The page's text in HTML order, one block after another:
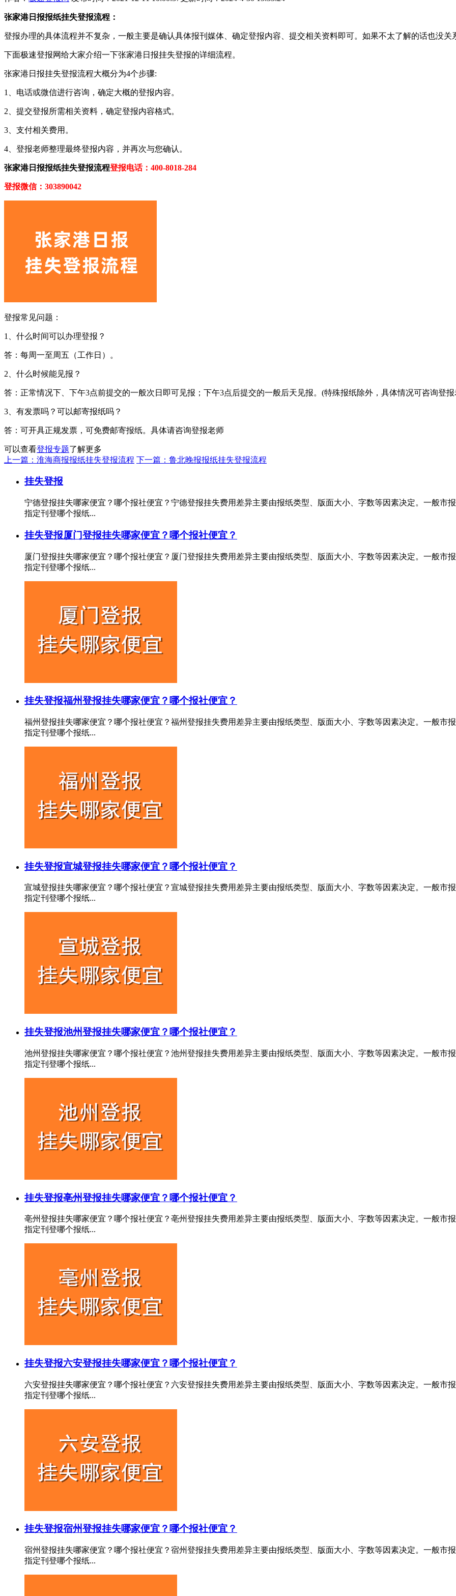
张家港日报报纸挂失登报流程：
登报办理的具体流程并不复杂，一般主要是确认具体报刊媒体、确定登报内容、提交相关资料即可。如果不太了解的话也没
下面极速登报网给大家介绍一下张家港日报挂失登报的详细流程。
张家港日报挂失登报流程大概分为4个步骤:
1、电话或微信进行咨询，确定大概的登报内容。
2、提交登报所需相关资料，确定登报内容格式。
3、支付相关费用。
4、登报老师整理最终登报内容，并再次与您确认。
张家港日报报纸挂失登报流程登报电话：400-8018-284
登报微信：303890042
登报常见问题：
1、什么时间可以办理登报？
答：每周一至周五（工作日）。
2、什么时候能见报？
答：正常情况下、下午3点前提交的一般次日即可见报；下午3点后提交的一般后天见报。(特殊报纸除外，具体情况可咨询登
3、有发票吗？可以邮寄报纸吗？
答：可开具正规发票，可免费邮寄报纸。具体请咨询登报老师
可以查看登报专题了解更多
上一篇：淮海商报报纸挂失登报流程 下一篇：鲁北晚报报纸挂失登报流程
挂失登报
宁德登报挂失哪家便宜？哪个报社便宜？宁德登报挂失费用差异主要由报纸类型、版面大小、字数等因素决定。一般市
指定刊登哪个报纸...
挂失登报厦门登报挂失哪家便宜？哪个报社便宜？
厦门登报挂失哪家便宜？哪个报社便宜？厦门登报挂失费用差异主要由报纸类型、版面大小、字数等因素决定。一般市
指定刊登哪个报纸...
挂失登报福州登报挂失哪家便宜？哪个报社便宜？
福州登报挂失哪家便宜？哪个报社便宜？福州登报挂失费用差异主要由报纸类型、版面大小、字数等因素决定。一般市
指定刊登哪个报纸...
挂失登报宣城登报挂失哪家便宜？哪个报社便宜？
宣城登报挂失哪家便宜？哪个报社便宜？宣城登报挂失费用差异主要由报纸类型、版面大小、字数等因素决定。一般市
指定刊登哪个报纸...
挂失登报池州登报挂失哪家便宜？哪个报社便宜？
池州登报挂失哪家便宜？哪个报社便宜？池州登报挂失费用差异主要由报纸类型、版面大小、字数等因素决定。一般市
指定刊登哪个报纸...
挂失登报亳州登报挂失哪家便宜？哪个报社便宜？
亳州登报挂失哪家便宜？哪个报社便宜？亳州登报挂失费用差异主要由报纸类型、版面大小、字数等因素决定。一般市
指定刊登哪个报纸...
挂失登报六安登报挂失哪家便宜？哪个报社便宜？
六安登报挂失哪家便宜？哪个报社便宜？六安登报挂失费用差异主要由报纸类型、版面大小、字数等因素决定。一般市
指定刊登哪个报纸...
挂失登报宿州登报挂失哪家便宜？哪个报社便宜？
宿州登报挂失哪家便宜？哪个报社便宜？宿州登报挂失费用差异主要由报纸类型、版面大小、字数等因素决定。一般市
指定刊登哪个报纸...